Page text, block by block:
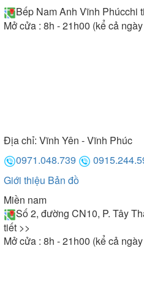
Bếp Nam Anh Vĩnh Phúcchi
Mở cửa : 8h - 21h00 (kể cả
Địa chỉ: Vĩnh Yên - Vĩnh Phúc
0971.048.739
Giới thiệu Bản đồ
Miền nam
Số 2, đường CN10, P. Tây
tiết >>
Mở cửa : 8h - 21h00 (kể cả